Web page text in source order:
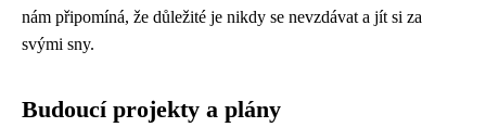
nám připomíná, že důležité je nikdy se nevzdávat a jít si za
svými sny.
Budoucí projekty a plány